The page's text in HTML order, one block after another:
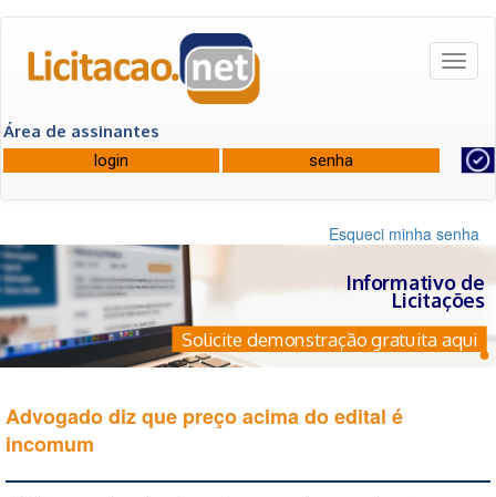
Área de assinantes
Esqueci minha senha
Informativo de
Licitações
Solicite demonstração gratuita aqui
Advogado diz que preço acima do edital é
incomum